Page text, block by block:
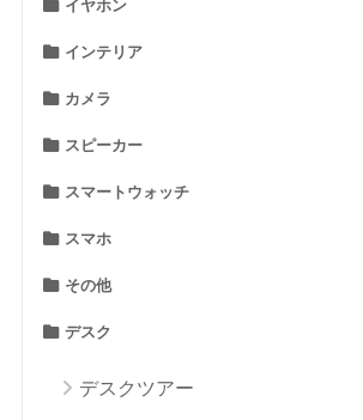
イヤホン
インテリア
カメラ
スピーカー
スマートウォッチ
スマホ
その他
デスク
デスクツアー